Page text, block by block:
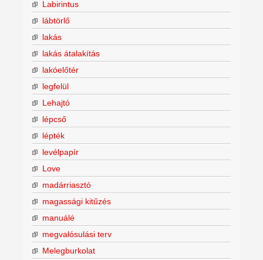
Labirintus
lábtörlő
lakás
lakás átalakítás
lakóelőtér
legfelül
Lehajtó
lépcső
lépték
levélpapír
Love
madárriasztó
magassági kitűzés
manuálé
megvalósulási terv
Melegburkolat